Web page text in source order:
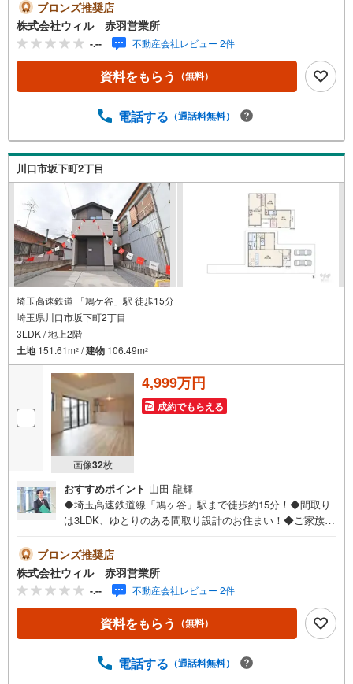
元から優しく室内を温めます◆家事の負担を軽減する食器
洗乾燥機付きキッチン◆雨の日のお洗濯に便利な浴室乾燥
機を設置。天候を問わず衣類を素早く乾かせ、カビの発生
を抑えながら浴室の清潔を保てます◆ガレージを完備して
おり、大切なお車を雨風から守ります！買い物帰りや雨の
日も、濡れることなく室内へ移動できます◆「梅木小学
す【営業時間10:00～19:00】上記時間はお電話が繋がりや
される場合はご見学予約ボタンよりご希望の日時をご記入
いただけますとスムーズにご案内が可能です。～住宅ロー
ン～諸費用込融資や築年数の古い物件のローンも得意とし
ており、最適な銀行をご提案します。～リフォーム～理想
の間取り、テイストを作り上げられます！リフォームプラ
ンナーの同行も可能です。
ブロンズ推奨店
株式会社ウィル 赤羽営業所
-.-- 不動産会社レビュー 2件
資料をもらう （無料）
電話する （通話料無料）
川口市坂下町2丁目
埼玉高速鉄道 「鳩ケ谷」駅 徒歩15分
埼玉県川口市坂下町2丁目
3LDK / 地上2階
土地151.61m2 /建物 106.49m2
画像32枚
4,999万円
成約でもらえる
おすすめポイント 山田 龍輝
◆埼玉高速鉄道線「鳩ヶ谷」駅まで徒歩約15分！◆間取り
は3LDK、ゆとりのある間取り設計のお住まい！◆ご家族の
出してくれる対面カウンター付きキッチンが採用されてい
ます！◆食洗機や浴室乾燥機を完備！暮らす人を考えた設
備・仕様！◆WICがございますので、収納家具を減らすこ
とができスペースを有効的に使えます！◆嬉しい全居室収
納付きの間取りで、すっきりとしたお住まいを実現！◆水
まわりを集約させた家事動線スムーズなレイアウト！◆
19:00】上記時間はお電話が繋がりやすくなっております。
ブロンズ推奨店
株式会社ウィル 赤羽営業所
-.-- 不動産会社レビュー 2件
資料をもらう （無料）
電話する （通話料無料）